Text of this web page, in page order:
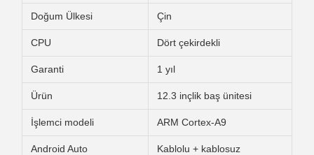
Doğum Ülkesi Çin
CPU Dört çekirdekli
Garanti 1 yıl
Ürün 12.3 inçlik baş ünitesi
İşlemci modeli ARM Cortex-A9
Android Auto Kablolu + kablosuz